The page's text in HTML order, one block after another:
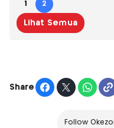
1 2
Lihat Semua
Share
Follow